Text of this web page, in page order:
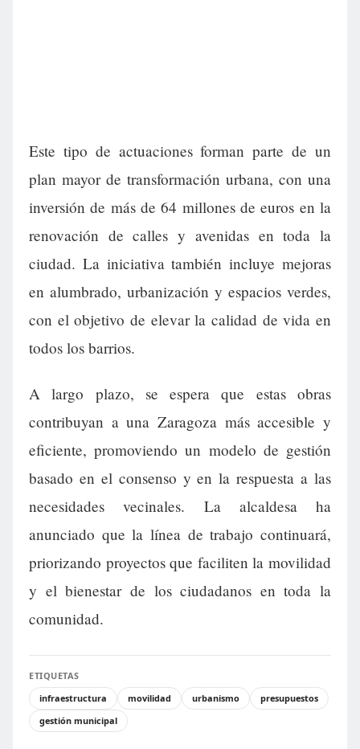
Este tipo de actuaciones forman parte de un
plan mayor de transformación urbana, con una
inversión de más de 64 millones de euros en la
renovación de calles y avenidas en toda la
ciudad. La iniciativa también incluye mejoras
en alumbrado, urbanización y espacios verdes,
con el objetivo de elevar la calidad de vida en
todos los barrios.
A largo plazo, se espera que estas obras
contribuyan a una Zaragoza más accesible y
eficiente, promoviendo un modelo de gestión
basado en el consenso y en la respuesta a las
necesidades vecinales. La alcaldesa ha
anunciado que la línea de trabajo continuará,
priorizando proyectos que faciliten la movilidad
y el bienestar de los ciudadanos en toda la
comunidad.
ETIQUETAS
infraestructura
movilidad urbanismo
presupuestos
gestión municipal